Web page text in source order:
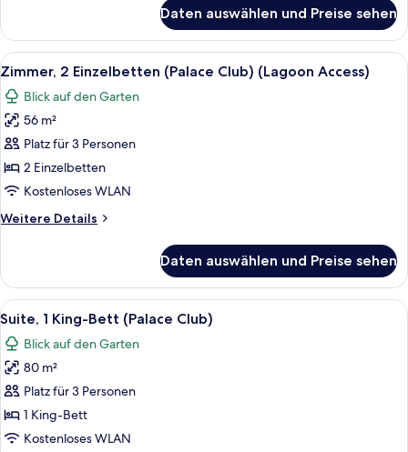
2 Einzelbetten
(Palace
Club)
Daten auswählen und Preise sehen
Alle
Fotos
für
Zimmer,
2 Einzelbetten
(Palace
Club)
Access)
Ein Hotelzimmer mit Bett,
7
Zimmer, 2 Einzelbetten (Palace Club) (Lagoon Access)
Blick auf den Garten
56 m²
Platz für 3 Personen
2 Einzelbetten
Kostenloses WLAN
Weitere Details
Weitere
2 Einzelbetten
(Palace
Club)
Access)
Daten auswählen und Preise sehen
Alle
Fotos
für
Suite,
1 King-
Bett
(Palace
Ein Hotelzimmer mit einem großen
7
Suite, 1 King-Bett (Palace Club)
Blick auf den Garten
80 m²
Platz für 3 Personen
1 King-Bett
Kostenloses WLAN